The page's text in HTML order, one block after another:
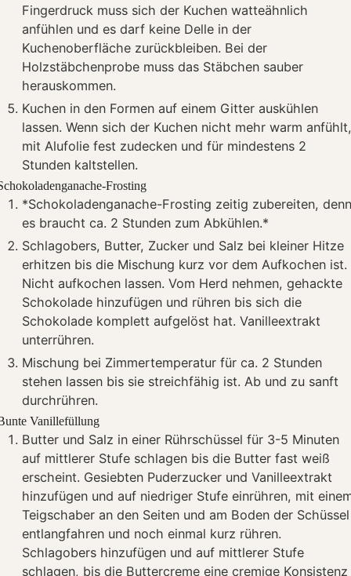
Fingerdruck muss sich der Kuchen watteähnlich
anfühlen und es darf keine Delle in der
Kuchenoberfläche zurückbleiben. Bei der
Holzstäbchenprobe muss das Stäbchen sauber
herauskommen.
Kuchen in den Formen auf einem Gitter auskühlen
lassen. Wenn sich der Kuchen nicht mehr warm
mit Alufolie fest zudecken und für mindestens 2
Stunden kaltstellen.
Frosting
*Schokoladenganache-Frosting zeitig zubereiten,
es braucht ca. 2 Stunden zum Abkühlen.*
Schlagobers, Butter, Zucker und Salz bei kleiner Hitze
erhitzen bis die Mischung kurz vor dem Aufkochen ist.
Nicht aufkochen lassen. Vom Herd nehmen, gehackte
Schokolade hinzufügen und rühren bis sich die
Schokolade komplett aufgelöst hat. Vanilleextrakt
unterrühren.
Mischung bei Zimmertemperatur für ca. 2 Stunden
stehen lassen bis sie streichfähig ist. Ab und zu sanft
durchrühren.
Vanillefüllung
Butter und Salz in einer Rührschüssel für 3-5 Minuten
auf mittlerer Stufe schlagen bis die Butter fast weiß
erscheint. Gesiebten Puderzucker und Vanilleextrakt
hinzufügen und auf niedriger Stufe einrühren, mit
Teigschaber an den Seiten und am Boden der Schüssel
entlangfahren und noch einmal kurz rühren.
Schlagobers hinzufügen und auf mittlerer Stufe
schlagen, bis die Buttercreme eine cremige Konsistenz